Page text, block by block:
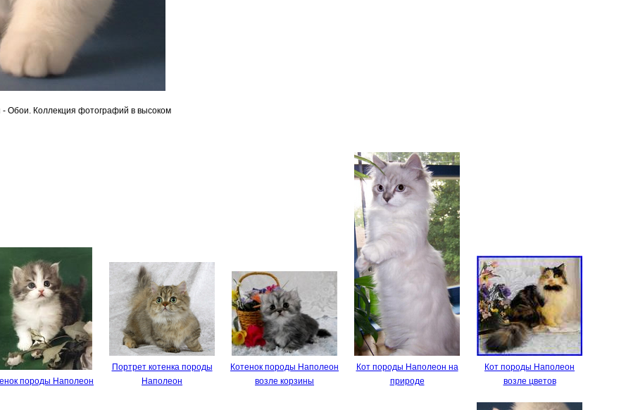
Обои. Коллекция фотографий в высоком
породы Наполеон
Портрет котенка породы
Наполеон
Котенок породы Наполеон
возле корзины
Кот породы Наполеон на
природе
Кот породы Наполеон
возле цветов